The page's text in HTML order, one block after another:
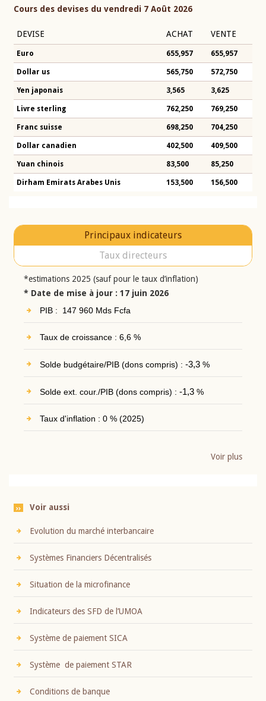
Cours des devises du vendredi 7 Août 2026
DEVISE ACHAT VENTE
Euro 655,957 655,957
Dollar us 565,750 572,750
Yen japonais 3,565 3,625
Livre sterling 762,250 769,250
Franc suisse 698,250 704,250
Dollar canadien 402,500 409,500
Yuan chinois 83,500 85,250
Dirham Emirats Arabes Unis 153,500 156,500
Principaux indicateurs
Taux directeurs
*estimations 2025 (sauf pour le taux d’inflation)
* Date de mise à jour : 17 juin 2026
PIB : 147 960 Mds Fcfa
Taux de croissance : 6,6 %
Solde budgétaire/PIB (dons compris) : -3,3%
Solde ext. cour./PIB (dons compris) : -1,3%
Taux d'inflation : 0 % (2025)
Voir plus
Voir aussi
Evolution du marché interbancaire
Systèmes Financiers Décentralisés
Situation de la microfinance
Indicateurs des SFD de l’UMOA
Système de paiement SICA
Système de paiement STAR
Conditions de banque